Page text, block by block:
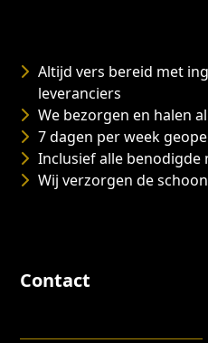
Altijd vers bereid met
leveranciers
We bezorgen en halen
7 dagen per week
Inclusief alle benodigde
Wij verzorgen de
Contact